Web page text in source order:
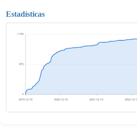
Estadísticas
0
872
1 743
2019-12-19 2020-12-16 2021-12-14 2022-12-